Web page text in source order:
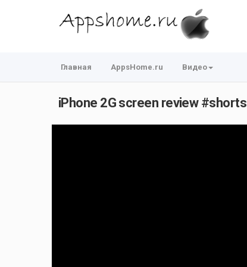
Главная AppsHome.ru Видео
iPhone 2G screen review #shorts